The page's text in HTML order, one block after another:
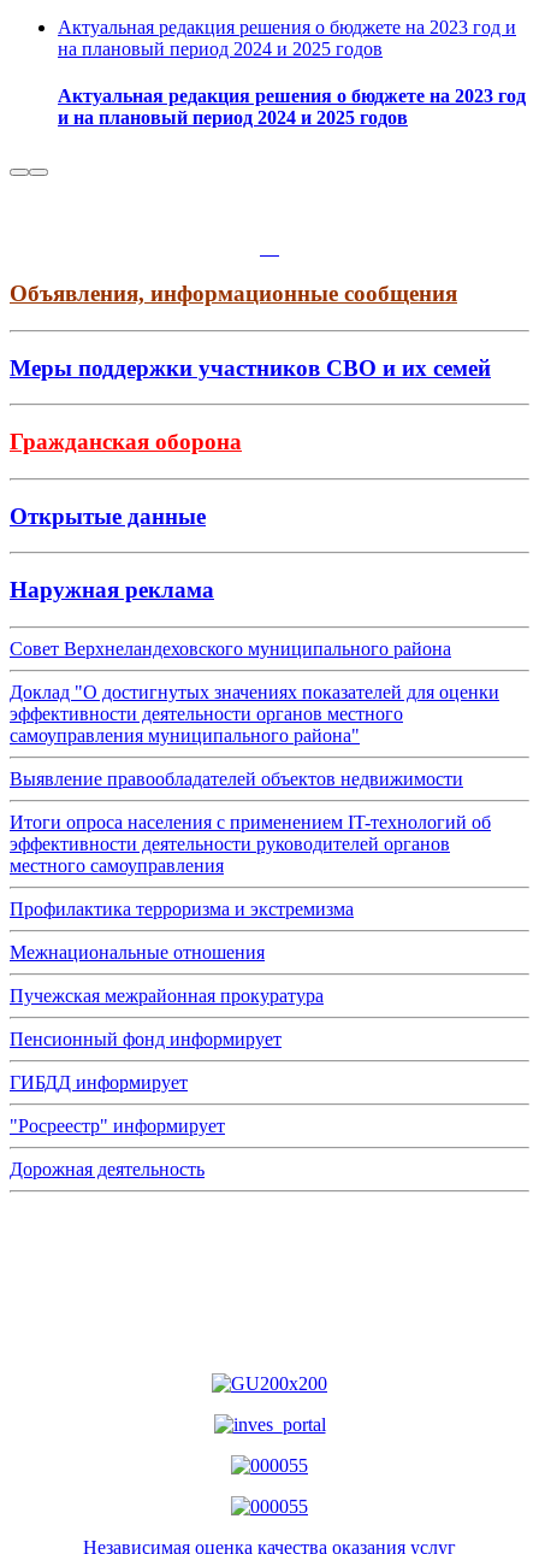
Актуальная редакция решения о бюджете на 2023 год и
на плановый период 2024 и 2025 годов
Актуальная редакция решения о бюджете на 2023 год
и на плановый период 2024 и 2025 годов
Объявления, информационные сообщения
Меры поддержки участников СВО и их семей
Гражданская оборона
Открытые данные
Наружная реклама
Совет Верхнеландеховского муниципального района
Доклад "О достигнутых значениях показателей для оценки
эффективности деятельности органов местного
самоуправления муниципального района"
Выявление правообладателей объектов недвижимости
Итоги опроса населения с применением IT-технологий об
эффективности деятельности руководителей органов
местного самоуправления
Профилактика терроризма и экстремизма
Межнациональные отношения
Пучежская межрайонная прокуратура
Пенсионный фонд информирует
ГИБДД информирует
"Росреестр" информирует
Дорожная деятельность
Независимая оценка качества оказания услуг